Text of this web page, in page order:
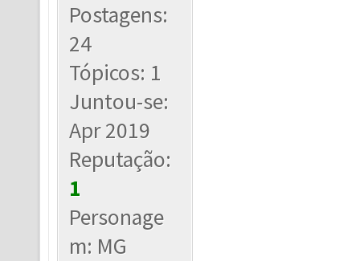
Postagens:
24
Tópicos: 1
Juntou-se:
Apr 2019
Reputação:
1
Personage
m: MG